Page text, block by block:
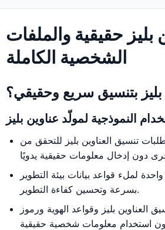
بليز حقيقية والملفات
الشخصية الكاملة
بتنسيق سريع وحقيقي؟
النموذجية لمولّد عناوين بليز
تنسيق العناوين بليز للتحقق من
لملء قواعد بيانات بيئة التطوير
بسرعة وتحسين كفاءة التطوير.
العناوين بليز وقواعد الهوية ورموز